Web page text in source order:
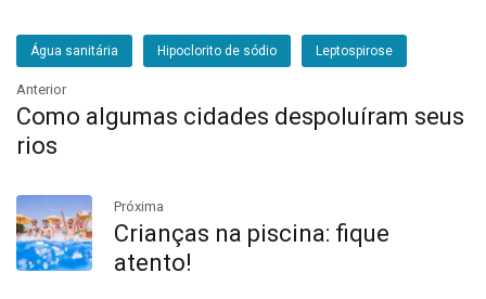
Água sanitária Hipoclorito de sódio Leptospirose
Anterior
Como algumas cidades despoluíram seus
rios
Próxima
Crianças na piscina: fique
atento!